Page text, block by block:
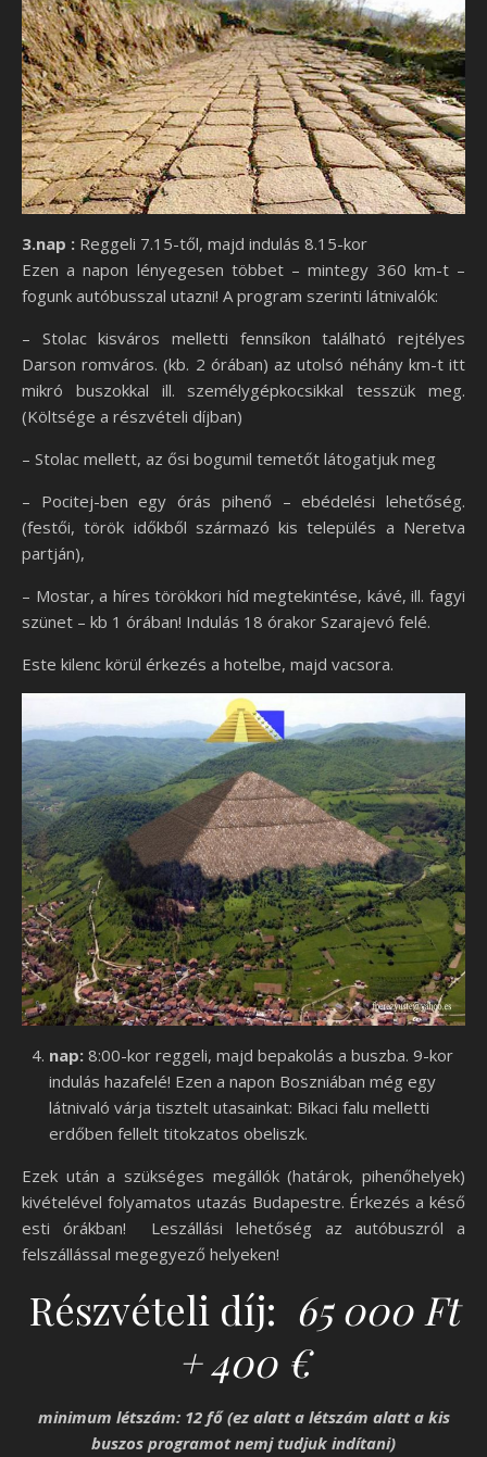
3.nap : Reggeli 7.15-től, majd indulás 8.15-kor
Ezen a napon lényegesen többet – mintegy 360 km-t –
fogunk autóbusszal utazni! A program szerinti látnivalók:
– Stolac kisváros melletti fennsíkon található rejtélyes
Darson romváros. (kb. 2 órában) az utolsó néhány km-t itt
mikró buszokkal ill. személygépkocsikkal tesszük meg.
(Költsége a részvételi díjban)
– Stolac mellett, az ősi bogumil temetőt látogatjuk meg
– Pocitej-ben egy órás pihenő – ebédelési lehetőség.
(festői, török időkből származó kis település a Neretva
partján),
– Mostar, a híres törökkori híd megtekintése, kávé, ill. fagyi
szünet – kb 1 órában! Indulás 18 órakor Szarajevó felé.
Este kilenc körül érkezés a hotelbe, majd vacsora.
nap: 8:00-kor reggeli, majd bepakolás a buszba. 9-kor
indulás hazafelé! Ezen a napon Boszniában még egy
látnivaló várja tisztelt utasainkat: Bikaci falu melletti
erdőben fellelt titokzatos obeliszk.
Ezek után a szükséges megállók (határok, pihenőhelyek)
kivételével folyamatos utazás Budapestre. Érkezés a késő
esti órákban! Leszállási lehetőség az autóbuszról a
felszállással megegyező helyeken!
Részvételi díj: 65 000 Ft
+ 400 €
minimum létszám: 12 fő (ez alatt a létszám alatt a kis
buszos programot nemj tudjuk indítani)